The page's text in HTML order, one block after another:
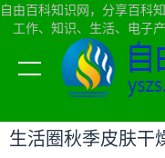
自由百科知识网，分享百科
工作、知识、生活、电子
当前位置：自由百科知识网
生活圈秋季皮肤干